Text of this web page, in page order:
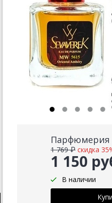
Парфюмерия
1 150
1 769 ₽ скидка
В наличии